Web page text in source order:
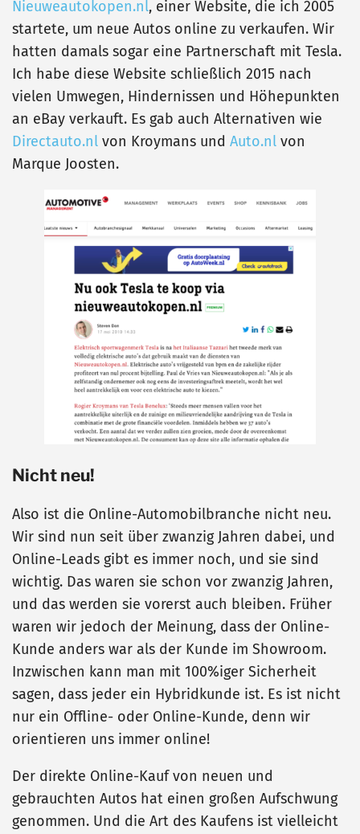
Nieuweautokopen.nl, einer Website, die ich 2005
startete, um neue Autos online zu verkaufen. Wir
hatten damals sogar eine Partnerschaft mit Tesla.
Ich habe diese Website schließlich 2015 nach
vielen Umwegen, Hindernissen und Höhepunkten
an eBay verkauft. Es gab auch Alternativen wie
Directauto.nl von Kroymans und Auto.nl von
Marque Joosten.
Nicht neu!
Also ist die Online-Automobilbranche nicht neu.
Wir sind nun seit über zwanzig Jahren dabei, und
Online-Leads gibt es immer noch, und sie sind
wichtig. Das waren sie schon vor zwanzig Jahren,
und das werden sie vorerst auch bleiben. Früher
waren wir jedoch der Meinung, dass der Online-
Kunde anders war als der Kunde im Showroom.
Inzwischen kann man mit 100%iger Sicherheit
sagen, dass jeder ein Hybridkunde ist. Es ist nicht
nur ein Offline- oder Online-Kunde, denn wir
orientieren uns immer online!
Der direkte Online-Kauf von neuen und
gebrauchten Autos hat einen großen Aufschwung
genommen. Und die Art des Kaufens ist vielleicht